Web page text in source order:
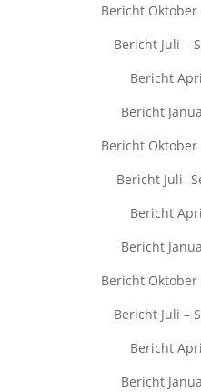
Bericht Oktober
Bericht Juli –
Bericht
Bericht
Bericht Oktober
Bericht Juli-
Bericht
Bericht
Bericht Oktober
Bericht Juli –
Bericht
Bericht